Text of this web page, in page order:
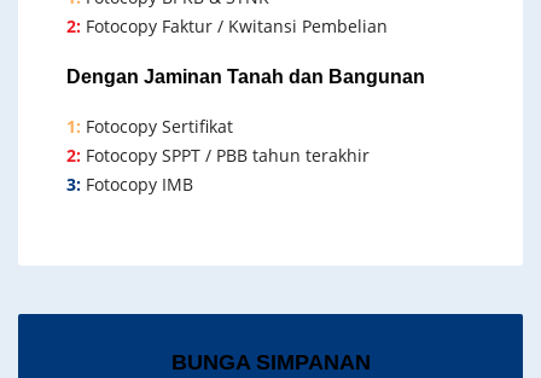
2: Fotocopy Faktur / Kwitansi Pembelian
Dengan Jaminan Tanah dan Bangunan
1: Fotocopy Sertifikat
2: Fotocopy SPPT / PBB tahun terakhir
3: Fotocopy IMB
BUNGA SIMPANAN